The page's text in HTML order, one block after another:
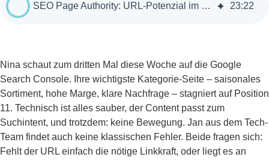
SEO Page Authority: URL-Potenzial im E-Commerce nutzen 23:22
Nina schaut zum dritten Mal diese Woche auf die Google
Search Console. Ihre wichtigste Kategorie-Seite – saisonales
Sortiment, hohe Marge, klare Nachfrage – stagniert auf Position
11. Technisch ist alles sauber, der Content passt zum
Suchintent, und trotzdem: keine Bewegung. Jan aus dem Tech-
Team findet auch keine klassischen Fehler. Beide fragen sich:
Fehlt der URL einfach die nötige Linkkraft, oder liegt es an